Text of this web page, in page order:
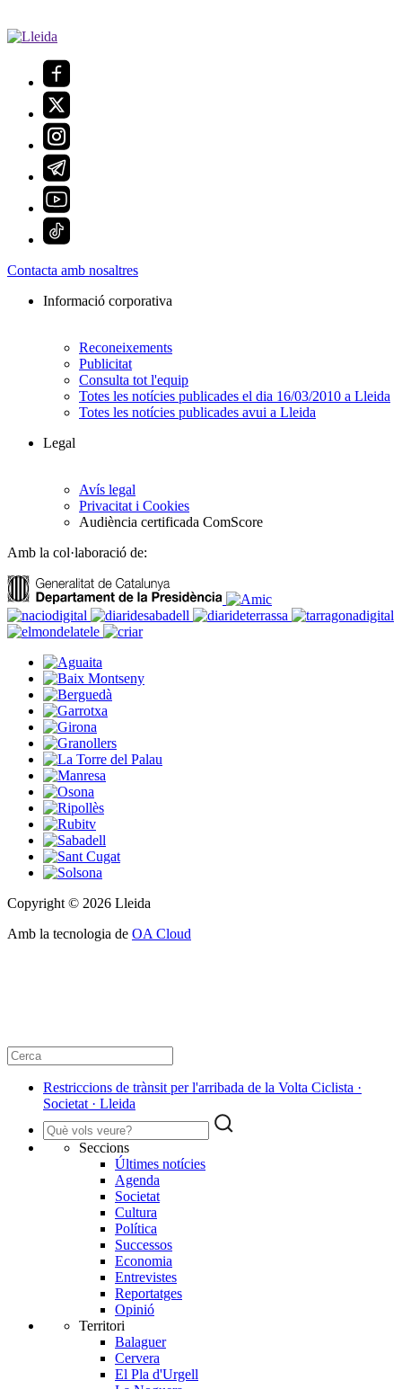
Contacta amb nosaltres
Informació corporativa
Reconeixements
Publicitat
Consulta tot l'equip
Totes les notícies publicades el dia 16/03/2010 a Lleida
Totes les notícies publicades avui a Lleida
Legal
Avís legal
Privacitat i Cookies
Audiència certificada ComScore
Amb la col·laboració de:
Copyright © 2026 Lleida
Amb la tecnologia de OA Cloud
Restriccions de trànsit per l'arribada de la Volta Ciclista ·
Societat · Lleida
Seccions
Últimes notícies
Agenda
Societat
Cultura
Política
Successos
Economia
Entrevistes
Reportatges
Opinió
Territori
Balaguer
Cervera
El Pla d'Urgell